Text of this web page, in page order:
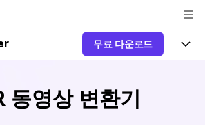
무료 다운로드
스
동영상 변환기